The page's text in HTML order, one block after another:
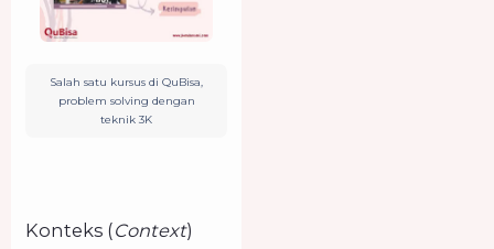
Salah satu kursus di QuBisa,
problem solving dengan
teknik 3K
Konteks (Context)